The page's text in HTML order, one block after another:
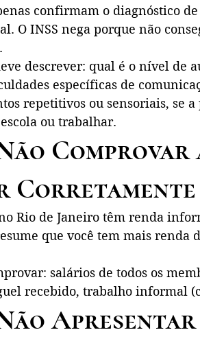
confirmam o diagnóstico
O INSS nega porque não
descrever: qual é o nível de
específicas de
repetitivos ou sensoriais, se a
ou trabalhar.
Comprovar
Corretamente
Rio de Janeiro têm renda
que você tem mais renda
salários de todos os
recebido, trabalho informal